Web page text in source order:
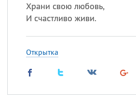
Храни свою любовь,
И счастливо живи.
Открытка